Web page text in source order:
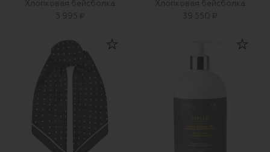
Хлопковая бейсболка
5 995 ₽
Хлопковая бейсболка
39 550 ₽